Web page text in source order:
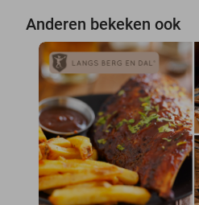
Anderen bekeken ook